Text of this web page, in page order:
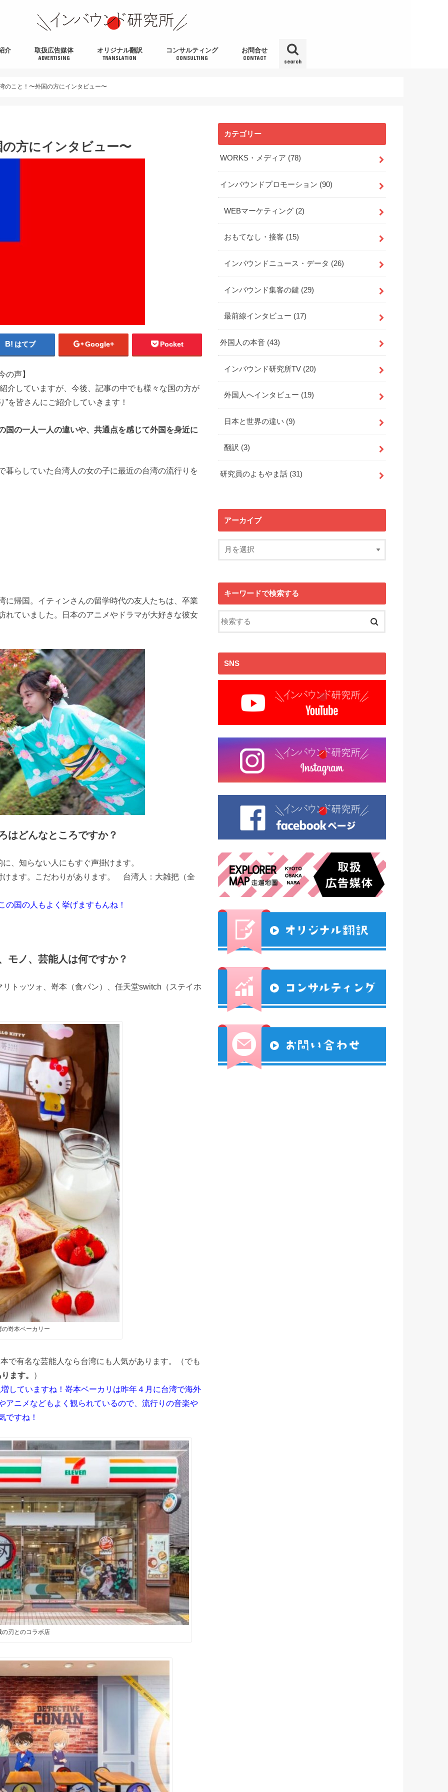
search
介 取扱広告媒体
ADVERTISING
オリジナル翻訳
TRANSLATION
コンサルティング
CONSULTING
お問合せ
CONTACT
のこと！〜外国の方にインタビュー〜
方にインタビュー〜
はてブ Google+ Pocket
の声】
介していますが、今後、記事の中でも様々な国の方が
”を皆さんにご紹介していきます！
国の一人一人の違いや、共通点を感じて外国を身近に
暮らしていた台湾人の女の子に最近の台湾の流行りを
に帰国。イティンさんの留学時代の友人たちは、卒業
れていました。日本のアニメやドラマが大好きな彼女
はどんなところですか？
、知らない人にもすぐ声掛けます。
ます。こだわりがあります。 台湾人：大雑把（全
国の人もよく挙げますもんね！
モノ、芸能人は何ですか？
トッツォ、嵜本（食パン）、任天堂switch（ステイホ
の嵜本ベーカリー
で有名な芸能人なら台湾にも人気があります。（でも
ます。
）
していますね！嵜本ベーカリは昨年４月に台湾で海外
アニメなどもよく観られているので、流行りの音楽や
ですね！
の刃とのコラボ店
カテゴリー
WORKS・メディア (78)
インバウンドプロモーション (90)
WEBマーケティング (2)
おもてなし・接客 (15)
インバウンドニュース・データ (26)
インバウンド集客の鍵 (29)
最前線インタビュー (17)
外国人の本音 (43)
インバウンド研究所TV (20)
外国人へインタビュー (19)
日本と世界の違い (9)
翻訳 (3)
研究員のよもやま話 (31)
アーカイブ
キーワードで検索する
SNS